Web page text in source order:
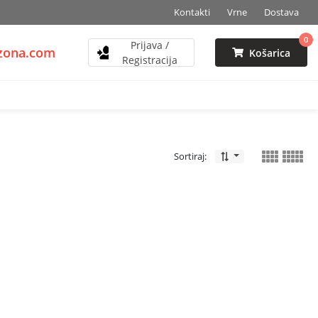
Kontakti Vrne Dostava
Prijava /
Registracija
Košarica
0
Sortiraj: